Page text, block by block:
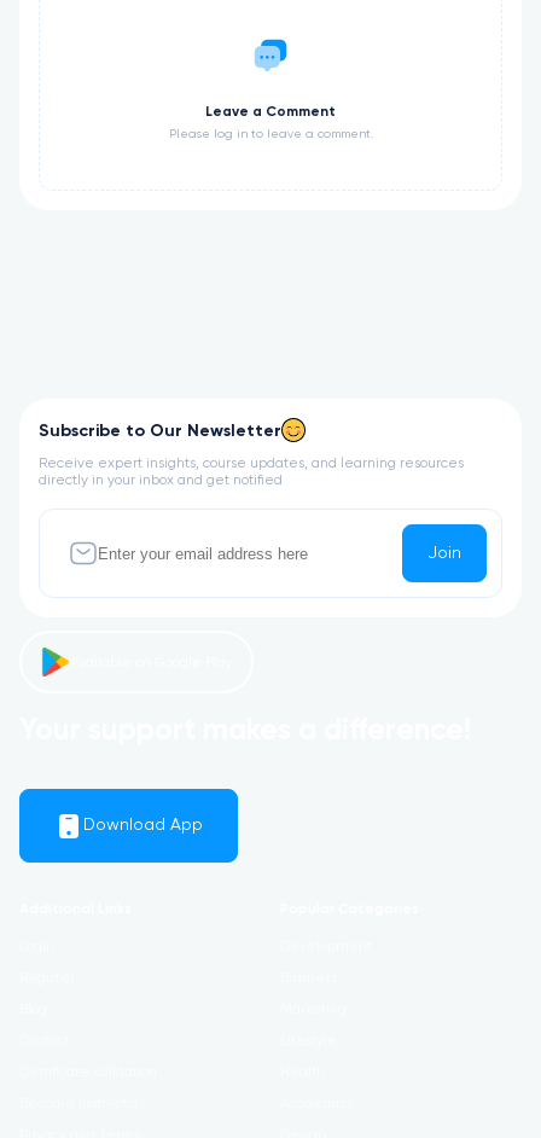
Leave a Comment
Please log in to leave a comment.
Subscribe to Our Newsletter
Receive expert insights, course updates, and learning resources
directly in your inbox and get notified
Join
Download App